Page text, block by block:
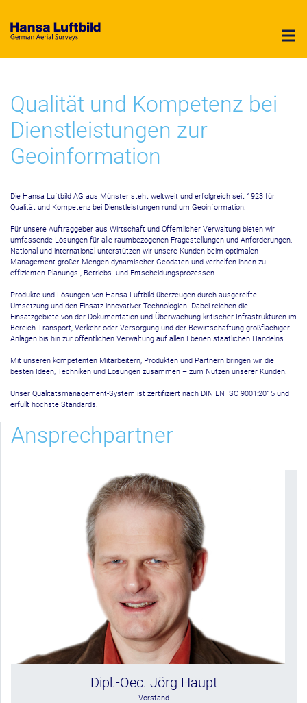
Qualität und Kompetenz bei
Dienstleistungen zur
Geoinformation
Die Hansa Luftbild AG aus Münster steht weltweit und erfolgreich seit 1923 für
Qualität und Kompetenz bei Dienstleistungen rund um Geoinformation.
Für unsere Auftraggeber aus Wirtschaft und Öffentlicher Verwaltung bieten wir
umfassende Lösungen für alle raumbezogenen Fragestellungen und Anforderungen.
National und international unterstützen wir unsere Kunden beim optimalen
Management großer Mengen dynamischer Geodaten und verhelfen ihnen zu
effizienten Planungs-, Betriebs- und Entscheidungsprozessen.
Produkte und Lösungen von Hansa Luftbild überzeugen durch ausgereifte
Umsetzung und den Einsatz innovativer Technologien. Dabei reichen die
Einsatzgebiete von der Dokumentation und Überwachung kritischer Infrastrukturen im
Bereich Transport, Verkehr oder Versorgung und der Bewirtschaftung großflächiger
Anlagen bis hin zur öffentlichen Verwaltung auf allen Ebenen staatlichen Handelns.
Mit unseren kompetenten Mitarbeitern, Produkten und Partnern bringen wir die
besten Ideen, Techniken und Lösungen zusammen – zum Nutzen unserer Kunden.
Unser Qualitätsmanagement-System ist zertifiziert nach DIN EN ISO 9001:2015 und
erfüllt höchste Standards.
Ansprechpartner
Dipl.-Oec. Jörg Haupt
Vorstand